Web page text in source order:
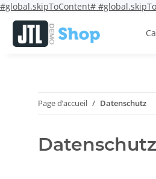
#global.skipToContent#
Page d’accueil Datenschutz